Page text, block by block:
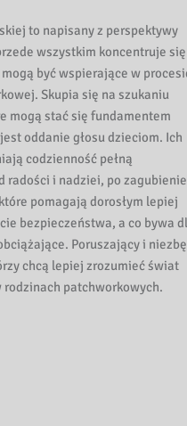
to napisany z perspektywy
wszystkim koncentruje
być wspierające w
Skupia się na szukaniu
mogą stać się fundamentem
oddanie głosu dzieciom. Ich
codzienność pełną
radości i nadziei, po
pomagają dorosłym lepiej
bezpieczeństwa, a co bywa
Poruszający i
chcą lepiej zrozumieć świat
patchworkowych.